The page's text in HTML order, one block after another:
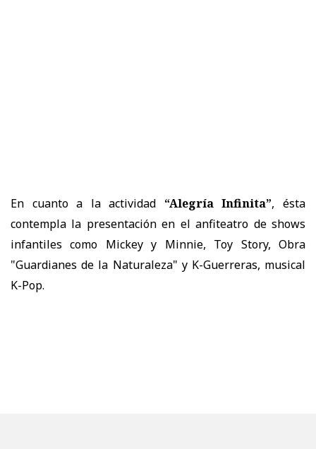
En cuanto a la actividad “Alegría Infinita”, ésta
contempla la presentación en el anfiteatro de shows
infantiles como Mickey y Minnie, Toy Story, Obra
"Guardianes de la Naturaleza" y K-Guerreras, musical
K-Pop.